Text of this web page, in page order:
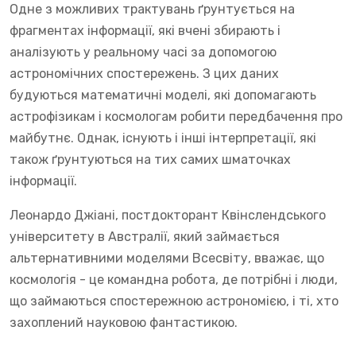
Одне з можливих трактувань ґрунтується на
фрагментах інформації, які вчені збирають і
аналізують у реальному часі за допомогою
астрономічних спостережень. З цих даних
будуються математичні моделі, які допомагають
астрофізикам і космологам робити передбачення про
майбутнє. Однак, існують і інші інтерпретації, які
також ґрунтуються на тих самих шматочках
інформації.
Леонардо Джіані, постдокторант Квінслендського
університету в Австралії, який займається
альтернативними моделями Всесвіту, вважає, що
космологія - це командна робота, де потрібні і люди,
що займаються спостережною астрономією, і ті, хто
захоплений науковою фантастикою.